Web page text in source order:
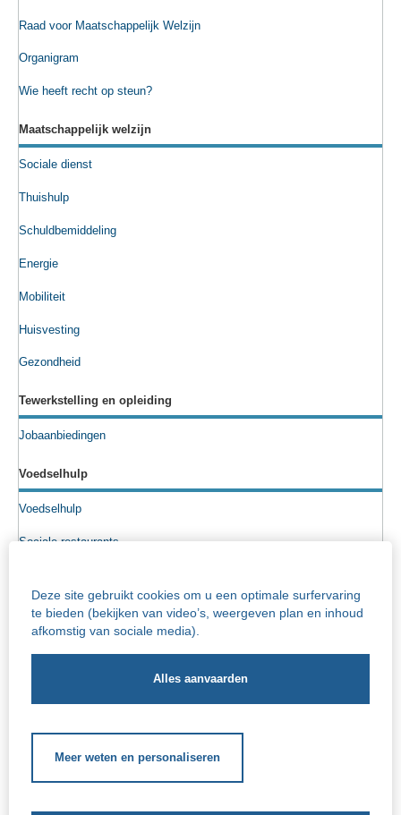
Deze site gebruikt cookies om u een optimale surfervaring
te bieden (bekijken van video’s, weergeven plan en inhoud
afkomstig van sociale media).
Meer weten en personaliseren
Raad voor Maatschappelijk Welzijn
Organigram
Wie heeft recht op steun?
Maatschappelijk welzijn
Sociale dienst
Thuishulp
Schuldbemiddeling
Energie
Mobiliteit
Huisvesting
Gezondheid
Tewerkstelling en opleiding
Jobaanbiedingen
Voedselhulp
Voedselhulp
Sociale restaurants
Sociale kruidenier
Socio-cultureel
Schoolgerelateerde hulp